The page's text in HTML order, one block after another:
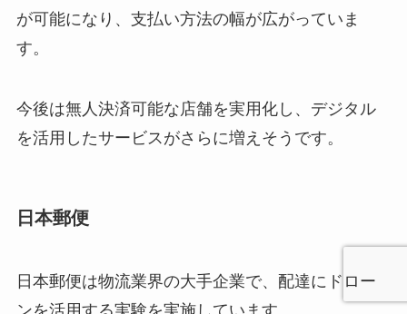
が可能になり、支払い方法の幅が広がっていま
す。
今後は無人決済可能な店舗を実用化し、デジタル
を活用したサービスがさらに増えそうです。
日本郵便
日本郵便は物流業界の大手企業で、配達にドロー
ンを活用する実験を実施しています。